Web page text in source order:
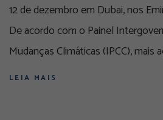
12 de dezembro em Dubai, nos
De acordo com o Painel
Mudanças Climáticas (IPCC), mais
LEIA MAIS